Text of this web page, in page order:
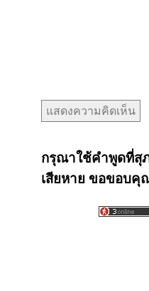
กรุณาใช้คำพูดที่สุ
เสียหาย ขอขอบคุ